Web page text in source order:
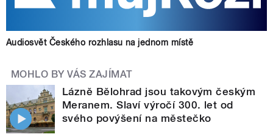
Audiosvět Českého rozhlasu na jednom místě
MOHLO BY VÁS ZAJÍMAT
Lázně Bělohrad jsou takovým českým
Meranem. Slaví výročí 300. let od
svého povýšení na městečko